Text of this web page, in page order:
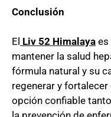
Conclusión
El Liv 52 Himalaya es
mantener la salud
fórmula natural y su
regenerar y
opción confiable